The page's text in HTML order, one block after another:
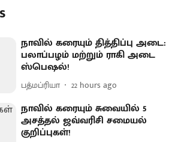
நாவில் கரையும் தித்திப்பு அடை:
பலாப்பழம் மற்றும் ராகி அடை
ஸ்பெஷல்!
பத்மப்ரியா 22 hours ago
நாவில் கரையும் சுவையில் 5
அசத்தல் ஜவ்வரிசி சமையல்
குறிப்புகள்!